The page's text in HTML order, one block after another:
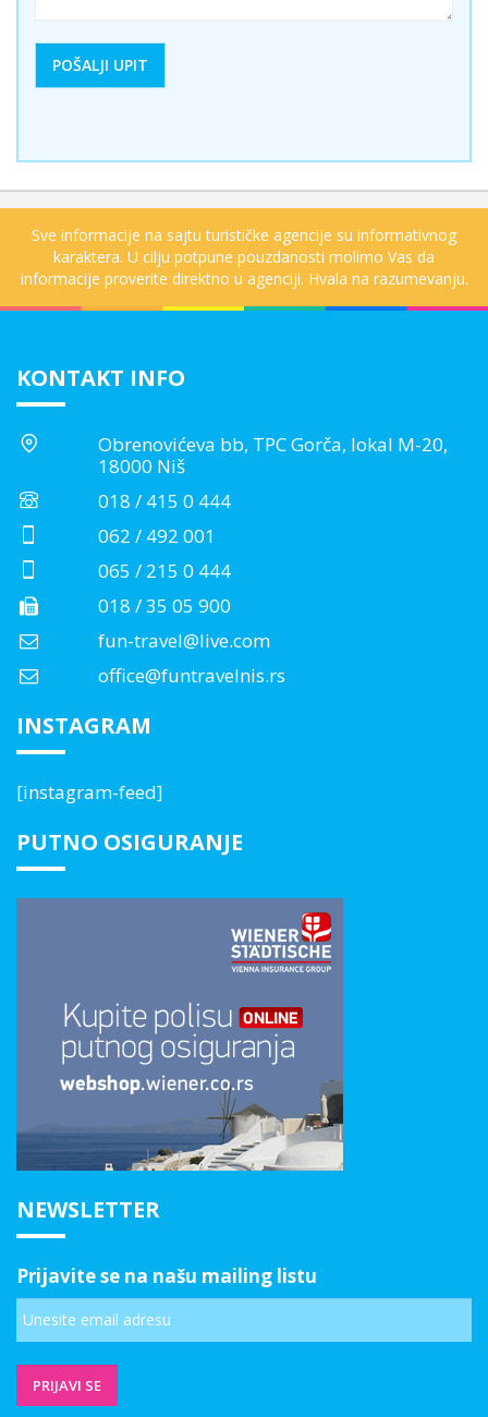
Sve informacije na sajtu turističke agencije su informativnog
karaktera. U cilju potpune pouzdanosti molimo Vas da
informacije proverite direktno u agenciji. Hvala na razumevanju.
KONTAKT INFO
Obrenovićeva bb, TPC Gorča, lokal M-20,
18000 Niš
018 / 415 0 444
062 / 492 001
065 / 215 0 444
018 / 35 05 900
fun-travel@live.com
office@funtravelnis.rs
INSTAGRAM
[instagram-feed]
PUTNO OSIGURANJE
NEWSLETTER
Prijavite se na našu mailing listu